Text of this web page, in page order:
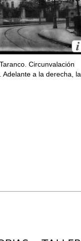
Circunvalación
Adelante a la derecha, la